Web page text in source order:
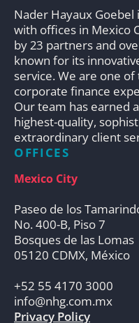
Nader Hayaux Goebel
with offices in Mexico
by 23 partners and
known for its
service. We are one
corporate finance
Our team has earned
highest-quality,
extraordinary client
OFFICES
Mexico City
Paseo de los
No. 400-B, Piso 7
Bosques de las Lomas
05120 CDMX, México
+52 55 4170 3000
info@nhg.com.mx
Privacy Policy